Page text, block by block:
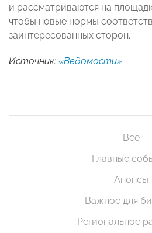
и рассматриваются на
чтобы новые нормы
заинтересованных сторон.
Источник: «Ведомости»
Все
Главные
Анонсы
Важное для
Региональное